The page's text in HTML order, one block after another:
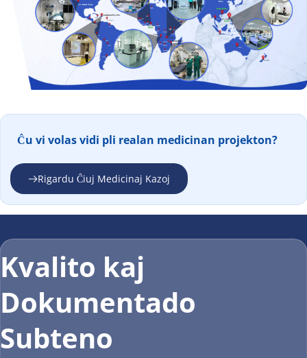
Ĉu vi volas vidi pli realan medicinan projekton?
Rigardu Ĉiuj Medicinaj Kazoj
Kvalito kaj
Dokumentado
Subteno